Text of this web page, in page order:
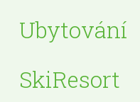
Ubytování
SkiResort